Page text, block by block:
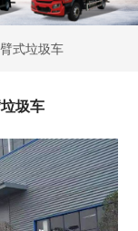
式垃圾车
圾车